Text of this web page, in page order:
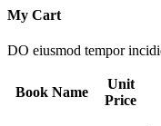
My Cart
DO eiusmod tempor
Book Name
Unit
Price